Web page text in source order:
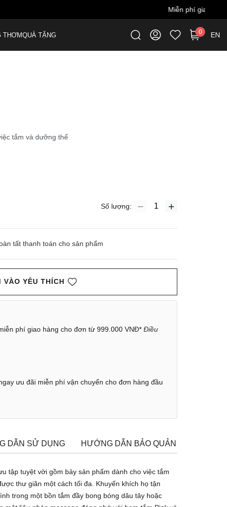
THƠMQUÀ TẶNG 0 EN
tắm và dưỡng thể
Số lượng:
tất thanh toán cho sản phẩm
VÀO YÊU THÍCH
phí giao hàng cho đơn từ 999.000 VNĐ* Điều
ưu đãi miễn phí vận chuyển cho đơn hàng đầu
DẪN SỬ DỤNG HƯỚNG DẪN BẢO QUẢN
tập tuyệt vời gồm bảy sản phẩm dành cho việc tắm
thư giãn một cách tối đa. Khuyến khích họ tận
trong một bồn tắm đầy bong bóng dâu tây hoặc